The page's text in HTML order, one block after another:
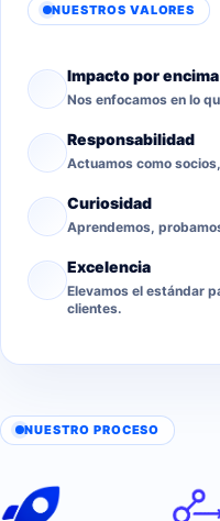
NUESTROS VALORES
Impacto por
Nos enfocamos en lo
Responsabilidad
Actuamos como
Curiosidad
Aprendemos,
Excelencia
Elevamos el estándar
clientes.
NUESTRO PROCESO